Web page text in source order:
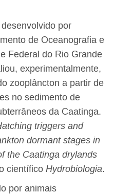
por
de Oceanografia e
Federal do Rio Grande
experimentalmente,
zooplâncton a partir de
no sedimento de
da Caatinga.
triggers and
dormant stages in
the Caatinga drylands
científico Hydrobiologia.
por animais